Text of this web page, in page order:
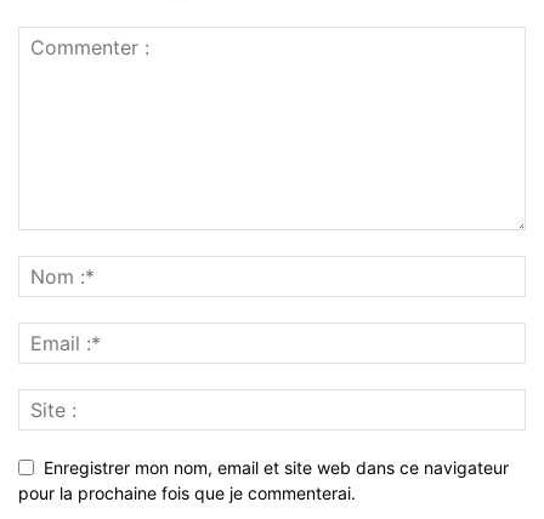
Enregistrer mon nom, email et site web dans ce navigateur
pour la prochaine fois que je commenterai.